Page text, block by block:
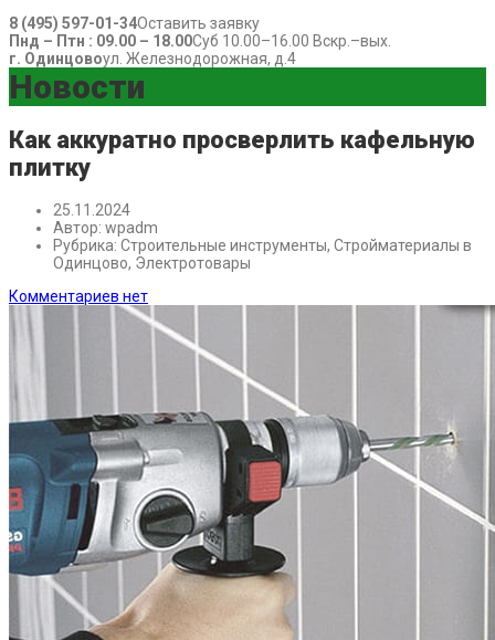
8 (495) 597-01-34Оставить заявку
Пнд – Птн : 09.00 – 18.00Суб 10.00–16.00 Вскр.–вых.
г. Одинцовоул. Железнодорожная, д.4
Новости
Как аккуратно просверлить кафельную
плитку
25.11.2024
Автор: wpadm
Рубрика: Строительные инструменты, Стройматериалы в
Одинцово, Электротовары
Комментариев нет